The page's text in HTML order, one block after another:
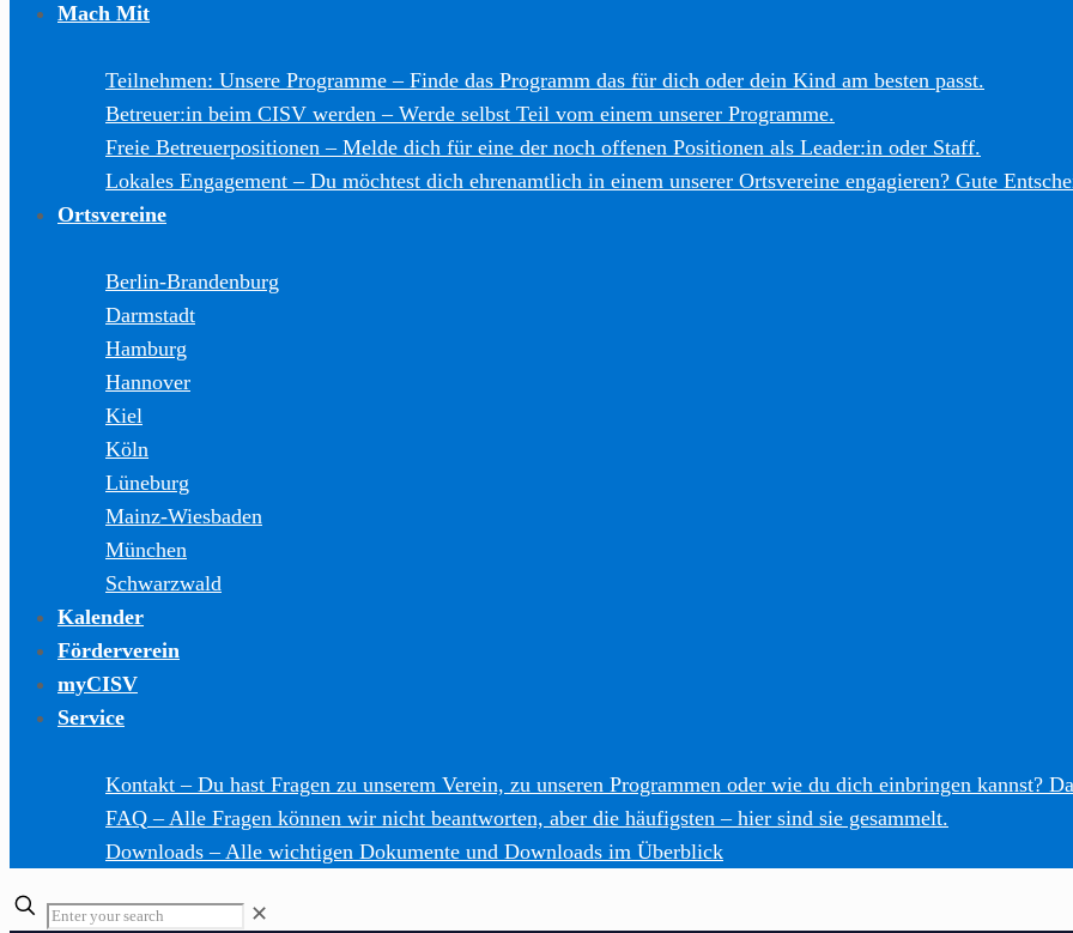
Mach Mit
Teilnehmen: Unsere Programme – Finde das Programm das für dich oder dein Kind am besten passt.
Betreuer:in beim CISV werden – Werde selbst Teil vom einem unserer Programme.
Freie Betreuerpositionen – Melde dich für eine der noch offenen Positionen als Leader:in oder Staff.
Lokales Engagement – Du möchtest dich ehrenamtlich in einem unserer Ortsvereine engagieren? Gute
Ortsvereine
Berlin-Brandenburg
Darmstadt
Hamburg
Hannover
Kiel
Köln
Lüneburg
Mainz-Wiesbaden
München
Schwarzwald
Kalender
Förderverein
myCISV
Service
Kontakt – Du hast Fragen zu unserem Verein, zu unseren Programmen oder wie du dich einbringen kannst?
FAQ –Alle Fragen können wir nicht beantworten, aber die häufigsten – hier sind sie gesammelt.
Downloads –Alle wichtigen Dokumente und Downloads im Überblick
Enter
✕